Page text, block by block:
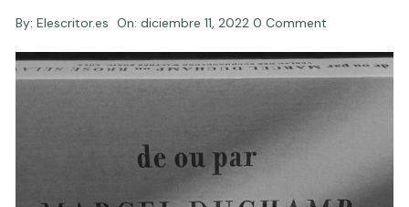
By: Elescritor.es On:diciembre 11, 2022 0 Comment